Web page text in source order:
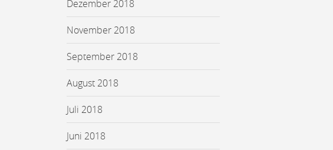
Dezember 2018
November 2018
September 2018
August 2018
Juli 2018
Juni 2018